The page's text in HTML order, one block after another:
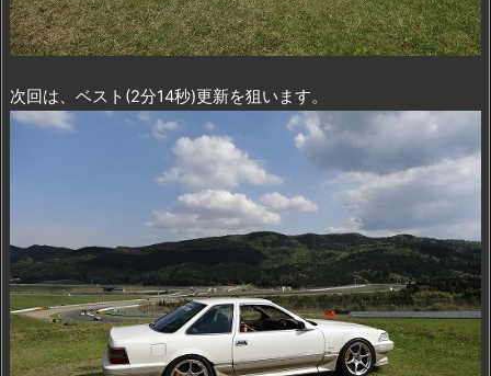
次回は、ベスト(2分14秒)更新を狙います。